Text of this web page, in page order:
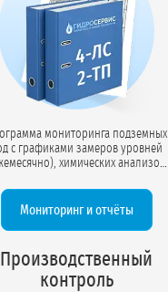
мониторинга подземных
с графиками замеров уровней
химических анализов
Включает инструкции
по настройке системы замеров и
контролю параметров скважины.
Мониторинг и отчёты
Производственный
контроль